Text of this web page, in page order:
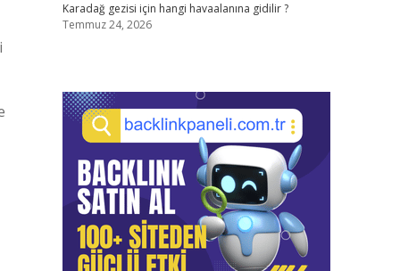
Karadağ gezisi için hangi havaalanına gidilir ?
Temmuz 24, 2026